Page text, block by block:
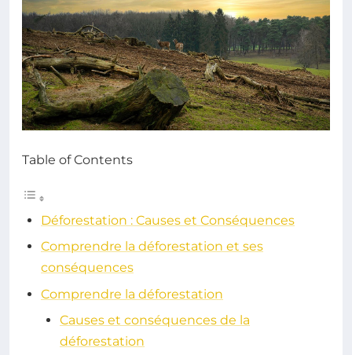
Table of Contents
Déforestation : Causes et Conséquences
Comprendre la déforestation et ses
conséquences
Comprendre la déforestation
Causes et conséquences de la
déforestation